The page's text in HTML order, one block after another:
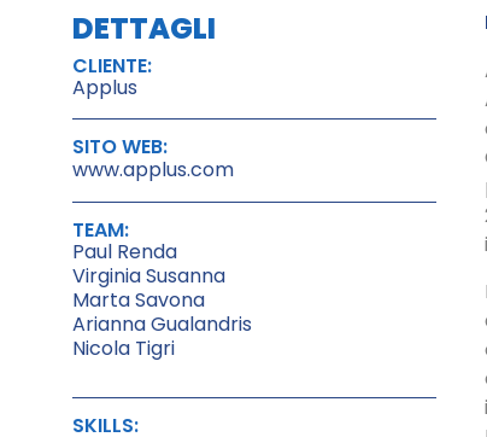
DETTAGLI
CLIENTE:
Applus
SITO WEB:
www.applus.com
TEAM:
Paul Renda
Virginia Susanna
Marta Savona
Arianna Gualandris
Nicola Tigri
SKILLS: